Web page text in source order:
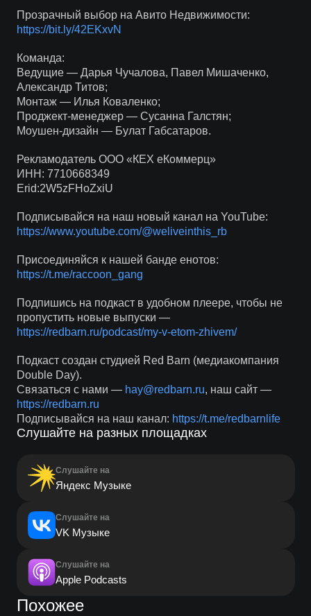
Прозрачный выбор на Авито Недвижимости:
https://bit.ly/42EKxvN
Команда:
Ведущие — Дарья Чучалова, Павел Мишаченко,
Александр Титов;
Монтаж — Илья Коваленко;
Проджект-менеджер — Сусанна Галстян;
Моушен-дизайн — Булат Габсатаров.
Рекламодатель ООО «КЕХ еКоммерц»
ИНН: 7710668349
Erid:2W5zFHoZxiU
Подписывайся на наш новый канал на YouTube:
https://www.youtube.com/@weliveinthis_rb
Присоединяйся к нашей банде енотов:
https://t.me/raccoon_gang
Подпишись на подкаст в удобном плеере, чтобы не
пропустить новые выпуски —
https://redbarn.ru/podcast/my-v-etom-zhivem/
Подкаст создан студией Red Barn (медиакомпания
Double Day).
Связаться с нами — hay@redbarn.ru, наш сайт —
https://redbarn.ru
Подписывайся на наш канал: https://t.me/redbarnlife
Слушайте на разных площадках
Слушайте на
Яндекс Музыке
Слушайте на
VK Музыке
Слушайте на
Apple Podcasts
Похожее